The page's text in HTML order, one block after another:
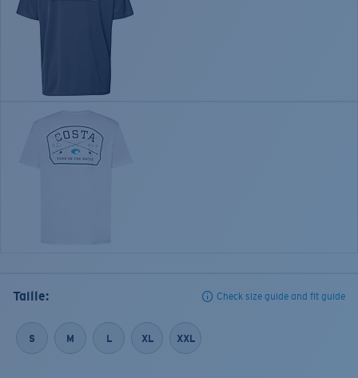
Taille: Check size guide and fit guide
S M L XL XXL